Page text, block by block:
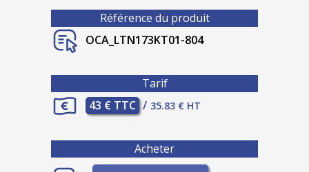
Référence du produit
OCA_LTN173KT01-804
Tarif
43 € TTC / 35.83 € HT
Acheter